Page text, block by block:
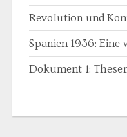
Revolution und
Spanien 1936: Eine
Dokument 1: